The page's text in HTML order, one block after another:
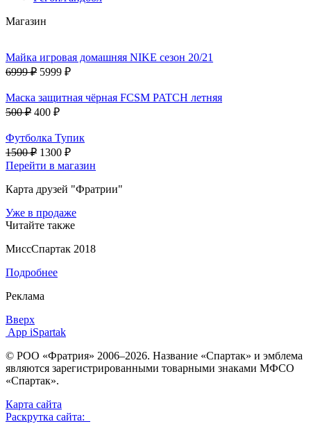
Магазин
Майка игровая домашняя NIKE сезон 20/21
6999 ₽ 5999 ₽
Маска защитная чёрная FCSM PATCH летняя
500 ₽ 400 ₽
Футболка Тупик
1500 ₽ 1300 ₽
Перейти в магазин
Карта друзей "Фратрии"
Уже в продаже
Читайте также
МиссСпартак 2018
Подробнее
Реклама
Вверх
App iSpartak
© РОО «Фратрия» 2006–2026. Название «Спартак» и эмблема
являются зарегистрированными товарными знаками МФСО
«Спартак».
Карта сайта
Раскрутка сайта: